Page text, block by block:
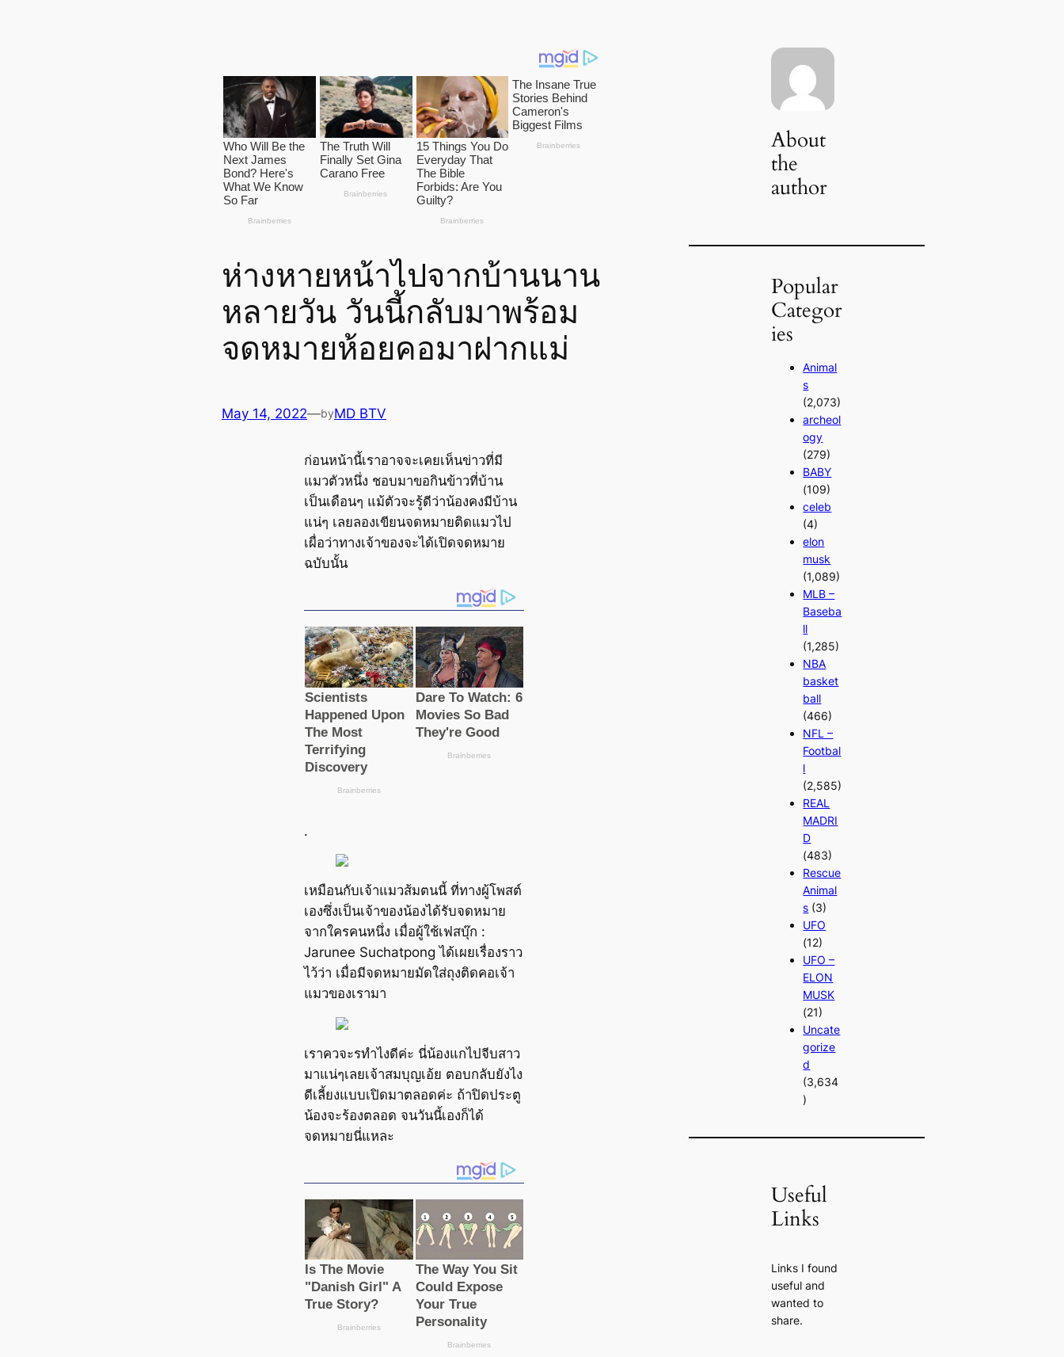
ห่างหายหน้าไปจากบ้านนาน
หลายวัน วันนี้กลับมาพร้อม
จดหมายห้อยคอมาฝากแม่
May 14, 2022—byMD BTV
ก่อนหน้านี้เราอาจจะเคยเห็นข่าวที่มี
แมวตัวหนึ่ง ชอบมาขอกินข้าวที่บ้าน
เป็นเดือนๆ แม้ตัวจะรู้ดีว่าน้องคงมีบ้าน
แน่ๆ เลยลองเขียนจดหมายติดแมวไป
เผื่อว่าทางเจ้าของจะได้เปิดจดหมาย
ฉบับนั้น
.
เหมือนกับเจ้าแมวส้มตนนี้ ที่ทางผู้โพสต์
เองซึ่งเป็นเจ้าของน้องได้รับจดหมาย
จากใครคนหนึ่ง เมื่อผู้ใช้เฟสบุ๊ก :
Jarunee Suchatpong ได้เผยเรื่องราว
ไว้ว่า เมื่อมีจดหมายมัดใส่ถุงติดคอเจ้า
แมวของเรามา
เราควจะรทำไงดีค่ะ นี่น้องแกไปจีบสาว
มาแน่ๆเลยเจ้าสมบุญเอ้ย ตอบกลับยังไง
ดีเลี้ยงแบบเปิดมาตลอดค่ะ ถ้าปิดประตู
น้องจะร้องตลอด จนวันนี้เองก็ได้
จดหมายนี่แหละ
About
the
author
Popular
Categor
ies
Animal
s
(2,073)
archeol
ogy
(279)
BABY
(109)
celeb
(4)
elon
musk
(1,089)
MLB –
Baseba
ll
(1,285)
NBA
basket
ball
(466)
NFL –
Footbal
l
(2,585)
REAL
MADRI
D
(483)
Rescue
Animal
s (3)
UFO
(12)
UFO –
ELON
MUSK
(21)
Uncate
gorize
d
(3,634
)
Useful
Links
Links I found
useful and
wanted to
share.